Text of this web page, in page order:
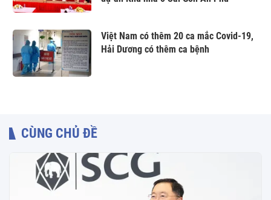
Việt Nam có thêm 20 ca mắc Covid-19,
Hải Dương có thêm ca bệnh
CÙNG CHỦ ĐỀ